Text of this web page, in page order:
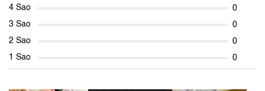
4 Sao
0
3 Sao
0
2 Sao
0
1 Sao
0